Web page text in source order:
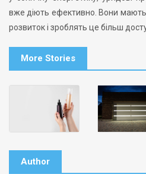
вже діють ефективно. Вони
розвиток і зроблять це більш
More Stories
Author